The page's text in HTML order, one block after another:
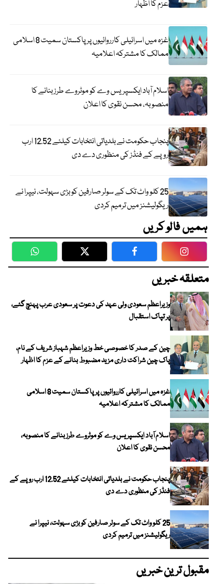
عزم کا اظہار
غزہ میں اسرائیلی کارروائیوں پر پاکستان سمیت 8 اسلامی
ممالک کا مشترکہ اعلامیہ
اسلام آباد ایکسپریس وے کو موٹروے طرز بنانے کا
منصوبہ، محسن نقوی کا اعلان
پنجاب حکومت نے بلدیاتی انتخابات کیلئے 12.52 ارب
روپے کے فنڈز کی منظوری دے دی
25 کلو واٹ تک کے سولر صارفین کو بڑی سہولت، نیپرا نے
ریگولیشنز میں ترمیم کردی
ہمیں فالو کریں
WhatsApp Twitter Facebook
متعلقہ خبریں
وزیراعظم سعودی ولی عہد کی دعوت پر سعودی عرب پہنچ گئے،
پر تپاک استقبال
چین کے صدر کا خصوصی خط وزیراعظم شہباز شریف کے نام،
پاک چین شراکت داری مزید مضبوط بنانے کے عزم کا اظہار
غزہ میں اسرائیلی کارروائیوں پر پاکستان سمیت 8 اسلامی
ممالک کا مشترکہ اعلامیہ
اسلام آباد ایکسپریس وے کو موٹروے طرز بنانے کا منصوبہ،
محسن نقوی کا اعلان
پنجاب حکومت نے بلدیاتی انتخابات کیلئے 12.52 ارب روپے کے
فنڈز کی منظوری دے دی
25 کلو واٹ تک کے سولر صارفین کو بڑی سہولت، نیپرا نے
ریگولیشنز میں ترمیم کردی
مقبول ترین خبریں